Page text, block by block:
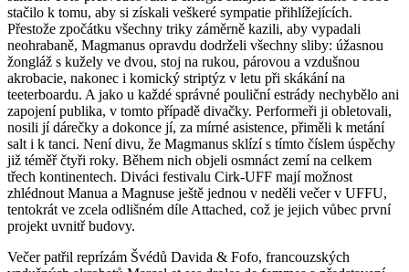
stačilo k tomu, aby si získali veškeré sympatie přihlížejících.
Přestože zpočátku všechny triky záměrně kazili, aby vypadali
neohrabaně, Magmanus opravdu dodrželi všechny sliby: úžasnou
žongláž s kužely ve dvou, stoj na rukou, párovou a vzdušnou
akrobacie, nakonec i komický striptýz v letu při skákání na
teeterboardu. A jako u každé správné pouliční estrády nechybělo ani
zapojení publika, v tomto případě divačky. Performeři ji obletovali,
nosili jí dárečky a dokonce jí, za mírné asistence, přiměli k metání
salt i k tanci. Není divu, že Magmanus sklízí s tímto číslem úspěchy
již téměř čtyři roky. Během nich objeli osmnáct zemí na celkem
třech kontinentech. Diváci festivalu Cirk-UFF mají možnost
zhlédnout Manua a Magnuse ještě jednou v neděli večer v UFFU,
tentokrát ve zcela odlišném díle Attached, což je jejich vůbec první
projekt uvnitř budovy.
Večer patřil reprízám Švédů Davida & Fofo, francouzských